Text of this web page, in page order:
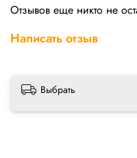
Отзывов еще никто не
Написать отзыв
Выбрать